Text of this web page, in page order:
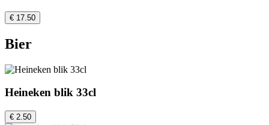
€ 17.50
Bier
Heineken blik 33cl
€ 2.50